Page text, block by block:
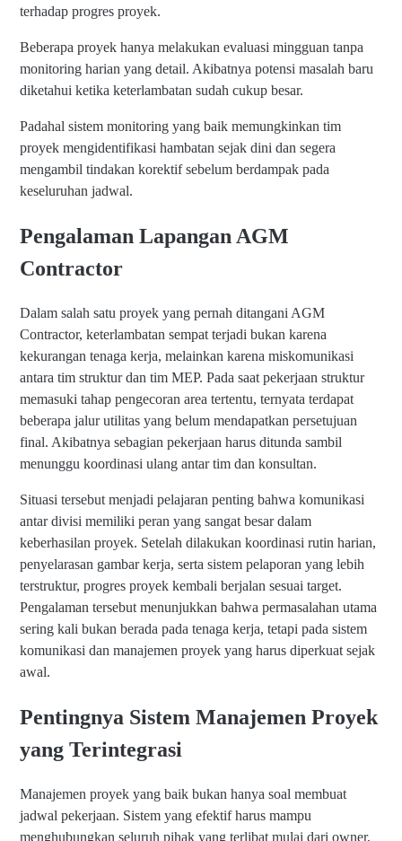
terhadap progres proyek.
Beberapa proyek hanya melakukan evaluasi mingguan tanpa
monitoring harian yang detail. Akibatnya potensi masalah baru
diketahui ketika keterlambatan sudah cukup besar.
Padahal sistem monitoring yang baik memungkinkan tim
proyek mengidentifikasi hambatan sejak dini dan segera
mengambil tindakan korektif sebelum berdampak pada
keseluruhan jadwal.
Pengalaman Lapangan AGM
Contractor
Dalam salah satu proyek yang pernah ditangani AGM
Contractor, keterlambatan sempat terjadi bukan karena
kekurangan tenaga kerja, melainkan karena miskomunikasi
antara tim struktur dan tim MEP. Pada saat pekerjaan struktur
memasuki tahap pengecoran area tertentu, ternyata terdapat
beberapa jalur utilitas yang belum mendapatkan persetujuan
final. Akibatnya sebagian pekerjaan harus ditunda sambil
menunggu koordinasi ulang antar tim dan konsultan.
Situasi tersebut menjadi pelajaran penting bahwa komunikasi
antar divisi memiliki peran yang sangat besar dalam
keberhasilan proyek. Setelah dilakukan koordinasi rutin harian,
penyelarasan gambar kerja, serta sistem pelaporan yang lebih
terstruktur, progres proyek kembali berjalan sesuai target.
Pengalaman tersebut menunjukkan bahwa permasalahan utama
sering kali bukan berada pada tenaga kerja, tetapi pada sistem
komunikasi dan manajemen proyek yang harus diperkuat sejak
awal.
Pentingnya Sistem Manajemen Proyek
yang Terintegrasi
Manajemen proyek yang baik bukan hanya soal membuat
jadwal pekerjaan. Sistem yang efektif harus mampu
menghubungkan seluruh pihak yang terlibat mulai dari owner,